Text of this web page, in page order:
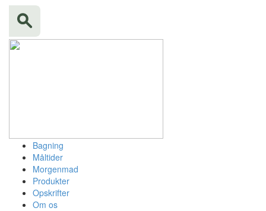
Bagning
Måltider
Morgenmad
Produkter
Opskrifter
Om os